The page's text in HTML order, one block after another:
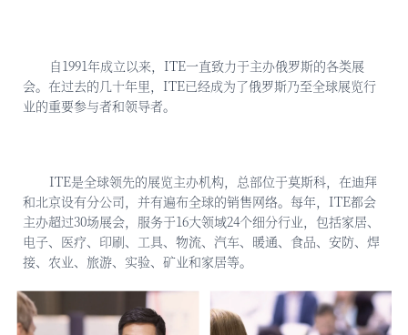
自1991年成立以来，ITE一直致力于主办俄罗斯的各类展
会。在过去的几十年里，ITE已经成为了俄罗斯乃至全球展览行
业的重要参与者和领导者。
ITE是全球领先的展览主办机构，总部位于莫斯科，在迪拜
和北京设有分公司，并有遍布全球的销售网络。每年，ITE都会
主办超过30场展会，服务于16大领域24个细分行业，包括家居、
电子、医疗、印刷、工具、物流、汽车、暖通、食品、安防、焊
接、农业、旅游、实验、矿业和家居等。